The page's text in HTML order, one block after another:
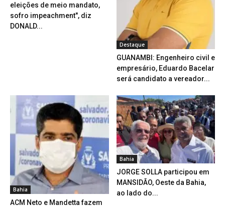
eleições de meio mandato,
sofro impeachment", diz
DONALD...
Destaque
GUANAMBI: Engenheiro civil e
empresário, Eduardo Bacelar
será candidato a vereador...
Bahia
ACM Neto e Mandetta fazem
Bahia
JORGE SOLLA participou em
MANSIDÃO, Oeste da Bahia,
ao lado do...